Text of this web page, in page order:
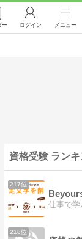
ー ログイン メニュー
資格受験 ラン
217位
218位